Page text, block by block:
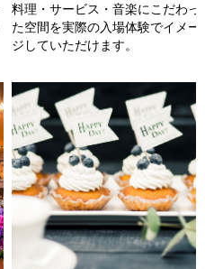
料理・サービス・音楽にこだわっ
た空間を実際の入場体験でイメー
ジしていただけます。